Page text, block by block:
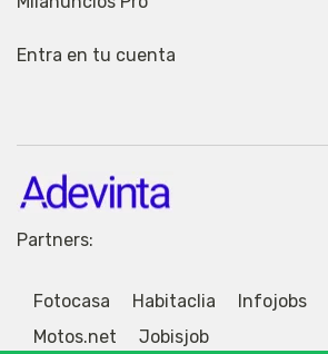
Entra en tu cuenta
Partners:
Fotocasa Habitaclia Infojobs
Motos.net
Jobisjob